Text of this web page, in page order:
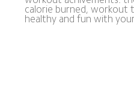
calorie burned, workout
healthy and fun with